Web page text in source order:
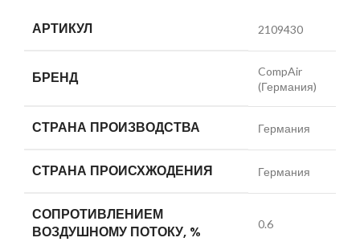
АРТИКУЛ 2109430
БРЕНД
CompAir
(Германия)
СТРАНА ПРОИЗВОДСТВА Германия
СТРАНА ПРОИСХЖОДЕНИЯ Германия
СОПРОТИВЛЕНИЕМ
ВОЗДУШНОМУ ПОТОКУ, %
0.6